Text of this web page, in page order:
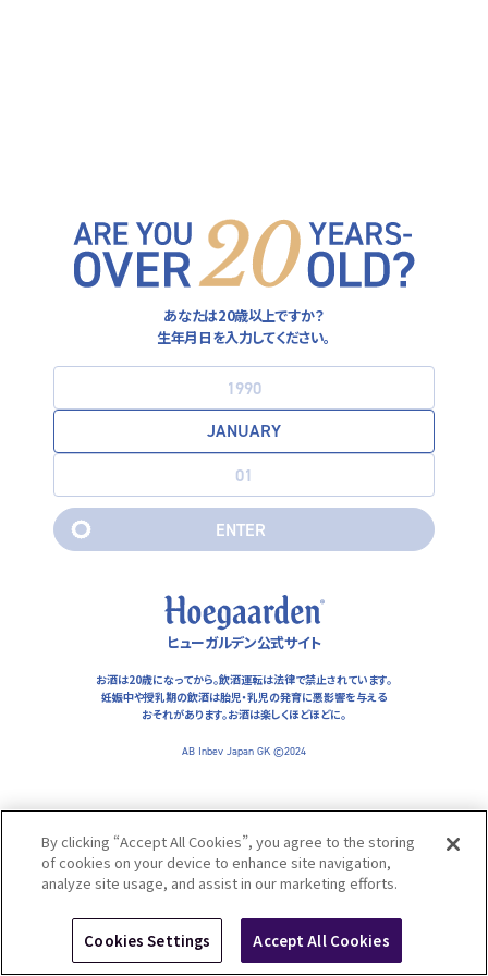
あなたは20歳以上ですか？
生年月日を入力してください。
ENTER
ENTER
ヒューガルデン公式サイト
お酒は20歳になってから。飲酒運転は法律で禁止されています。
妊娠中や授乳期の飲酒は胎児・乳児の発育に悪影響を与える
おそれがあります。お酒は楽しくほどほどに。
AB Inbev Japan GK ©2024
プライバシーポリシー
利用規約
FOLLOW US ON
お酒は20歳になってから。飲酒運転は法律で禁止されています。
妊娠中や授乳期の飲酒は胎児・乳児の発育に悪影響を与えるおそ
れがあります。お酒は楽しくほどほどに。
AB Inbev Japan GK ©2024
By clicking “Accept All Cookies”, you agree to the storing
of cookies on your device to enhance site navigation,
analyze site usage, and assist in our marketing efforts.
Cookies Settings Accept All Cookies